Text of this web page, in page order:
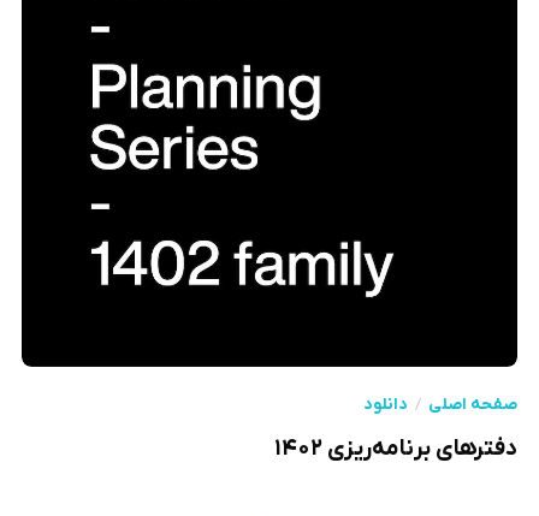
صفحه اصلی دانلود
دفترهای برنامه‌ریزی ۱۴۰۲